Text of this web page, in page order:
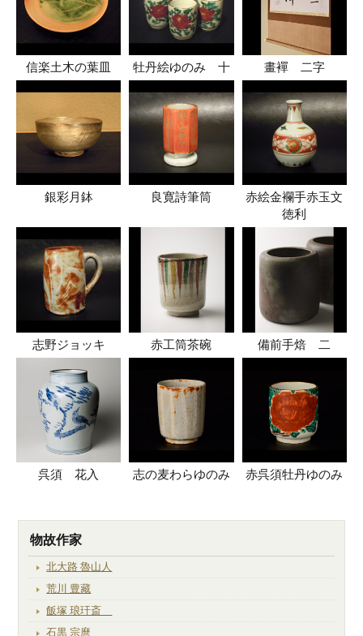
信楽土木の葉皿 牡丹絵ゆのみ 十 畫襌 二字
銀彩月鉢 良寛詩筆筒
赤絵金襴手赤玉文
徳利
志野ジョッキ 赤工筒茶碗 備前手焙 二
呉須 花入 志の麦わらゆのみ 赤呉須牡丹ゆのみ
物故作家
北大路 魯山人
荒川 豊藏
飯塚 琅玕斎
石黒 宗麿